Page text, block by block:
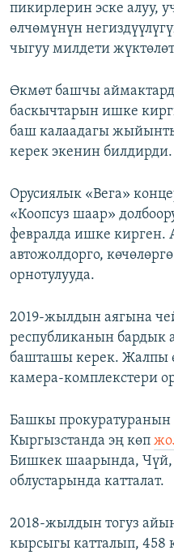
пикирлерин эске алуу,
өлчөмүнүн
чыгуу милдети
Өкмөт башчы
баскычтарын ишке
баш калаадагы
керек экенин билдирди.
Орусиялык «Вега»
«Коопсуз шаар»
февралда ишке кирген.
автожолдорго,
орнотулууда.
2019-жылдын аягына
республиканын
башташы керек. Жалпы
камера-комплекстери
Башкы
Кыргызстанда эң көп
Бишкек шаарында,
облустарында катталат.
2018-жылдын тогуз
кырсыгы катталып, 458